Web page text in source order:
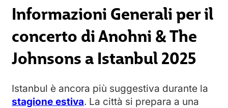
Informazioni Generali per il
concerto di Anohni & The
Johnsons a Istanbul 2025
Istanbul è ancora più suggestiva durante la
stagione estiva. La città si prepara a una